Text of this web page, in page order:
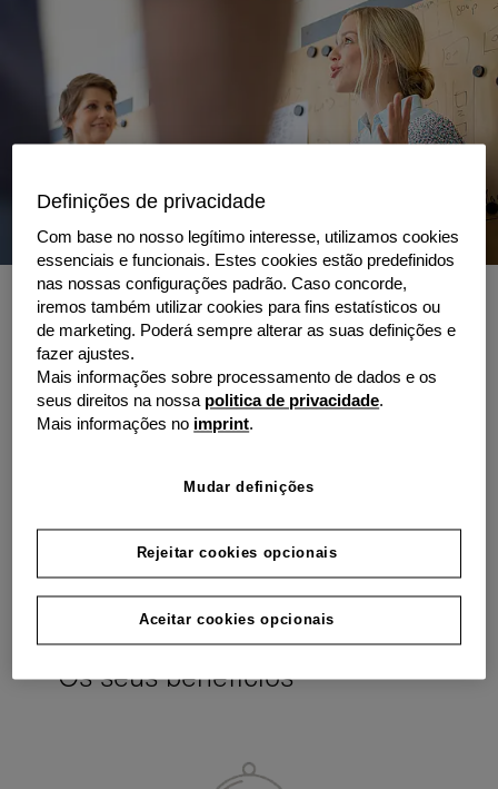
Associe um equipamento e os
consumíveis numa só renda
Que sentido faz ter uma impressora de última geração
no seu escritório se não pode tirar impressões?
Com a grenke, pode fazer mais do que apenas alugar a
nosso pacote, através de uma só renda, tem acesso ao
equipamento e ainda aos seus consumíveis bem como
Os seus benefícios
Definições de privacidade
Com base no nosso legítimo interesse, utilizamos cookies
essenciais e funcionais. Estes cookies estão predefinidos
nas nossas configurações padrão. Caso concorde,
iremos também utilizar cookies para fins estatísticos ou
de marketing. Poderá sempre alterar as suas definições e
fazer ajustes.
Mais informações sobre processamento de dados e os
seus direitos na nossa politica de privacidade.
Mais informações no imprint.
Mudar definições
Rejeitar cookies opcionais
Aceitar cookies opcionais